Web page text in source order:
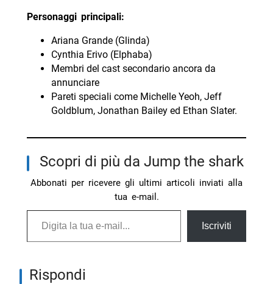
Personaggi principali:
Ariana Grande (Glinda)
Cynthia Erivo (Elphaba)
Membri del cast secondario ancora da
annunciare
Pareti speciali come Michelle Yeoh, Jeff
Goldblum, Jonathan Bailey ed Ethan Slater.
Scopri di più da Jump the shark
Abbonati per ricevere gli ultimi articoli inviati alla
tua e-mail.
Digita la tua e-mail...
Iscriviti
Rispondi